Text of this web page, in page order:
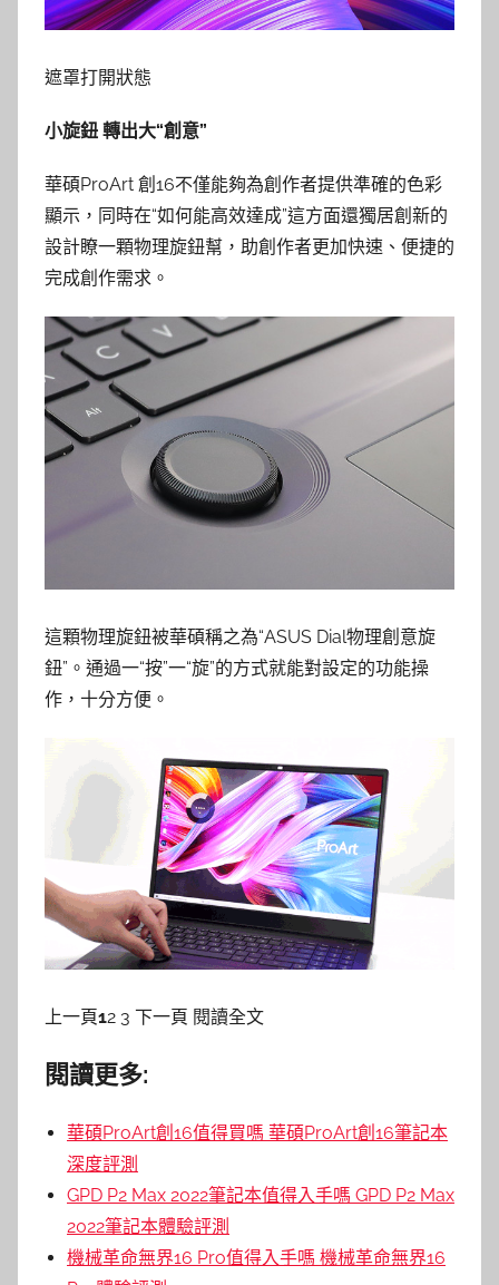
遮罩打開狀態
小旋鈕 轉出大“創意”
華碩ProArt 創16不僅能夠為創作者提供準確的色彩
顯示，同時在“如何能高效達成”這方面還獨居創新的
設計瞭一顆物理旋鈕幫，助創作者更加快速、便捷的
完成創作需求。
這顆物理旋鈕被華碩稱之為“ASUS Dial物理創意旋
鈕”。通過一“按”一“旋”的方式就能對設定的功能操
作，十分方便。
上一頁12 3 下一頁 閱讀全文
閱讀更多:
華碩ProArt創16值得買嗎 華碩ProArt創16筆記本
深度評測
GPD P2 Max 2022筆記本值得入手嗎 GPD P2 Max
2022筆記本體驗評測
機械革命無界16 Pro值得入手嗎 機械革命無界16